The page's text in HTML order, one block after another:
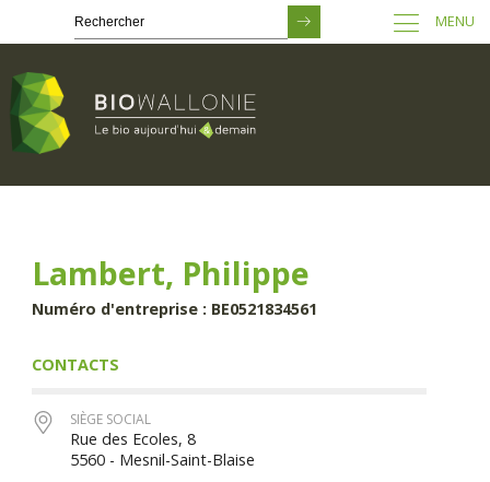
principal
MENU
Lambert, Philippe
Numéro d'entreprise : BE0521834561
CONTACTS
SIÈGE SOCIAL
Rue des Ecoles, 8
5560 - Mesnil-Saint-Blaise